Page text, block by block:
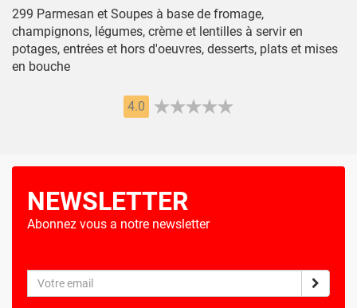
299 Parmesan et Soupes à base de fromage,
champignons, légumes, crème et lentilles à servir en
potages, entrées et hors d'oeuvres, desserts, plats et mises
en bouche
4.0
NEWSLETTER
Abonnez vous a notre newsletter